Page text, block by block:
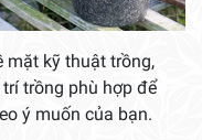
mặt kỹ thuật trồng,
trồng phù hợp để
ý muốn của bạn.